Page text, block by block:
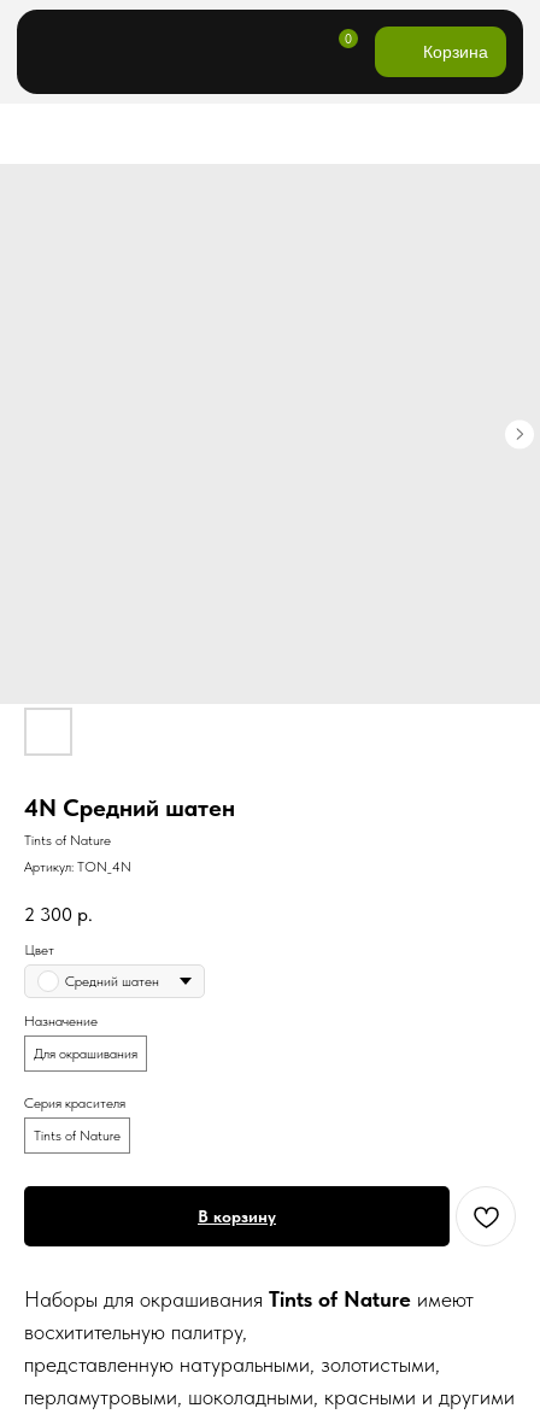
Корзина
4N Средний шатен
Tints of Nature
Артикул: TON_4N
2 300 р.
Цвет
Средний шатен
Назначение
Для окрашивания
Серия красителя
Tints of Nature
В корзину
Наборы для окрашивания Tints of Nature имеют
восхитительную палитру,
представленную натуральными, золотистыми,
перламутровыми, шоколадными, красными и другими